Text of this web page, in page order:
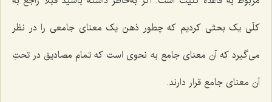
کلّی یک بحثی کردیم که چطور ذهن یک معنای جامعی را در نظر
می‌گیرد که آن معنای جامع به نحوی است که تمام مصادیق در تحتِ
آن معنای جامع قرار دارند.